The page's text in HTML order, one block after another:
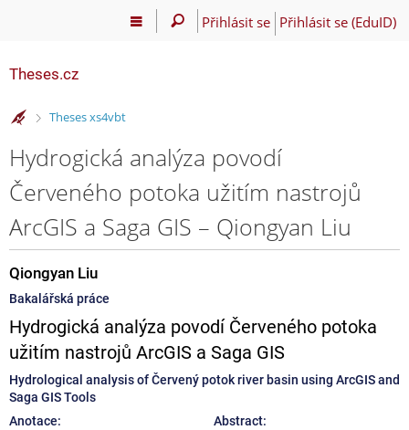
Přihlásit se Přihlásit se (EduID)
Theses.cz
>
Theses xs4vbt
Hydrogická analýza povodí
Červeného potoka užitím nastrojů
ArcGIS a Saga GIS – Qiongyan Liu
Qiongyan Liu
Bakalářská práce
Hydrogická analýza povodí Červeného potoka
užitím nastrojů ArcGIS a Saga GIS
Hydrological analysis of Červený potok river basin using ArcGIS and
Saga GIS Tools
Anotace:
Abstract: